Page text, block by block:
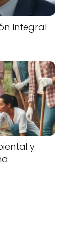
Integral
y